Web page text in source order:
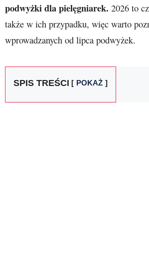
podwyżki dla pielęgniarek. 2026 to
także w ich przypadku, więc warto
wprowadzanych od lipca podwyżek.
SPIS TREŚCI POKAŻ